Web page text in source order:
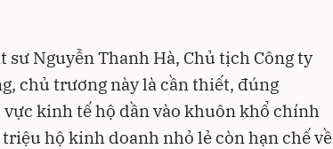
sư Nguyễn Thanh Hà, Chủ tịch Công ty
chủ trương này là cần thiết, đúng
kinh tế hộ dần vào khuôn khổ chính
hộ kinh doanh nhỏ lẻ còn hạn chế về